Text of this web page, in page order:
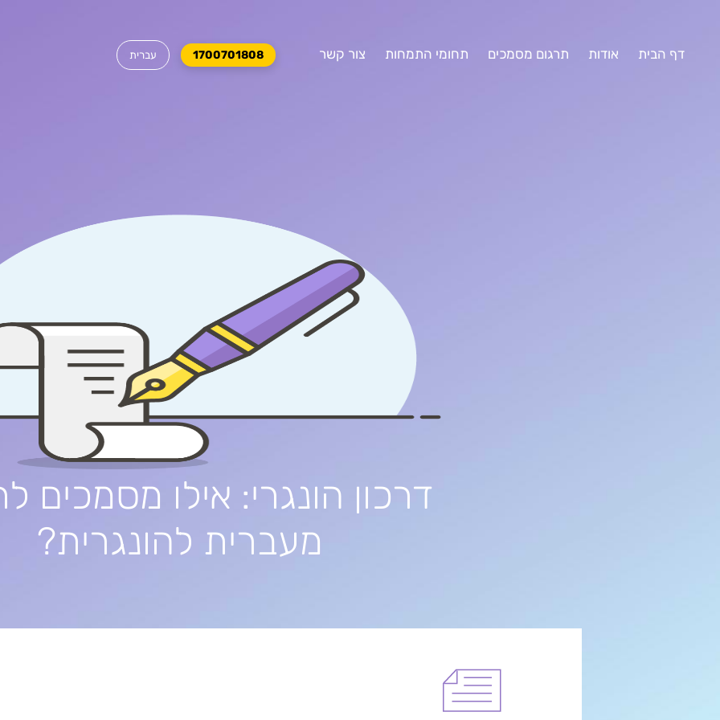
דף הבית אודות תרגום מסמכים תחומי התמחות צור קשר 1700701808
דרכון הונגרי: אילו מסמכים
מעברית להונגרית?